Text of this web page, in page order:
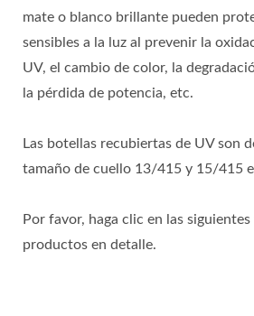
mate o blanco brillante pueden
sensibles a la luz al prevenir la
UV, el cambio de color, la
la pérdida de potencia, etc.
Las botellas recubiertas de UV son
tamaño de cuello 13/415 y 15/415
Por favor, haga clic en las
productos en detalle.